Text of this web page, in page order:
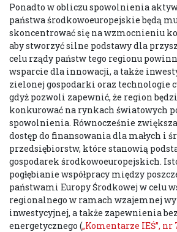
Ponadto w obliczu spowolnienia
państwa środkowoeuropejskie będą
skoncentrować się na wzmocnieniu
aby stworzyć silne podstawy dla
celu rządy państw tego regionu
wsparcie dla innowacji, a także
zielonej gospodarki oraz technologie
gdyż pozwoli zapewnić, że region
konkurować na rynkach światowych
spowolnienia. Równocześnie
dostęp do finansowania dla małych i
przedsiębiorstw, które stanowią
gospodarek środkowoeuropejskich.
pogłębianie współpracy między
państwami Europy Środkowej w celu
regionalnego w ramach wzajemnej
inwestycyjnej, a także zapewnienia
energetycznego („Komentarze IEŚ”, nr